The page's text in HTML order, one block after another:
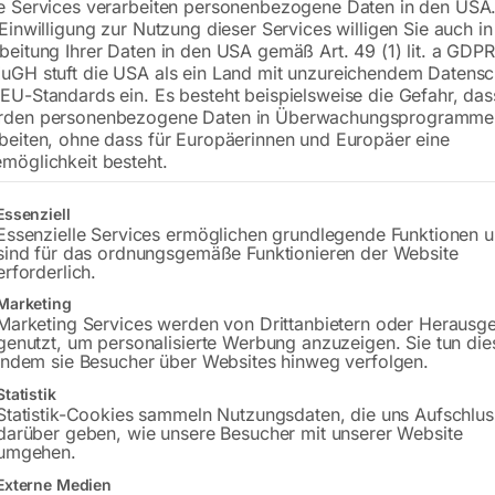
Betriebsbereit: inkl. Ölfüllung,
Probelauf durchgeführt
€17.880,00
Versandkosten Standard (Österreich):
In den
Sie haben
Services verarbeiten personenbezogene Daten in den
zur Nutzung dieser Services willigen Sie auch
Ihrer Daten in den USA gemäß Art. 49 (1) lit. a
stuft die USA als ein Land mit unzureichendem
Standards ein. Es besteht beispielsweise die Gefahr,
personenbezogene Daten in
ohne dass für Europäerinnen und Europäer eine
besteht.
eine Liste der Service-Gruppen, für die eine Einwilligung erteilt
Services ermöglichen grundlegende Funktionen
für das ordnungsgemäße Funktionieren der Website
Services werden von Drittanbietern oder
um personalisierte Werbung anzuzeigen. Sie tun
sie Besucher über Websites hinweg verfolgen.
Cookies sammeln Nutzungsdaten, die uns
geben, wie unsere Besucher mit unserer Website
Medien